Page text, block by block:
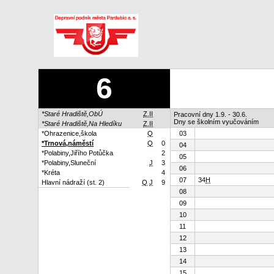
6
*Staré Hradiště,ObÚ
Z.II
*Staré Hradiště,Na Hledíku
Z.II
*Ohrazenice,škola
Q
*Trnová,náměstí
Q
0
*Polabiny,Jiřího Potůčka
2
*Polabiny,Sluneční
J
3
*Kréta
4
Hlavní nádraží (st. 2)
Q J 9
Pracovní dny 1.9. - 30.6.
Dny se školním vyučováním
03
04
05
06
07
34H
08
09
10
11
12
13
14